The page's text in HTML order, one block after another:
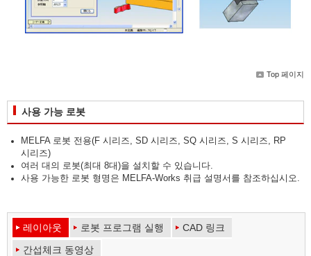
Top 페이지
사용 가능 로봇
MELFA 로봇 전용(F 시리즈, SD 시리즈, SQ 시리즈, S 시리즈, RP
시리즈)
여러 대의 로봇(최대 8대)을 설치할 수 있습니다.
사용 가능한 로봇 형명은 MELFA-Works 취급 설명서를 참조하십시오.
레이아웃 로봇 프로그램 실행
CAD 링크
간섭체크 동영상